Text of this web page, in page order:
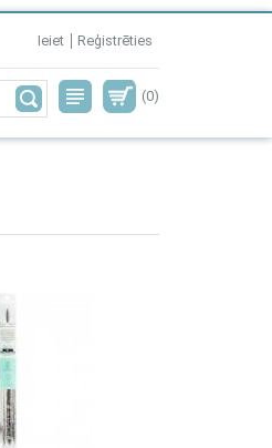
Ieiet Reģistrēties
(0)